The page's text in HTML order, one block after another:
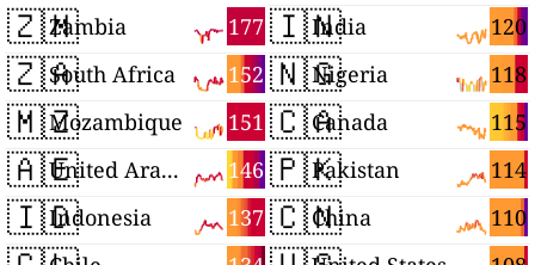
🇿🇲 177
Zambia
🇿🇦 152
South Africa
🇲🇿 151
Mozambique
🇦🇪 146
United Arab Emirates
🇮🇩 137
Indonesia
🇮🇳 120
India
🇳🇬 118
Nigeria
🇨🇦 115
Canada
🇵🇰 114
Pakistan
🇨🇳 110
China